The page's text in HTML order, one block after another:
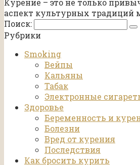
Курение – это не только
аспект культурных традиций
Поиск:
Рубрики
Smoking
Вейпы
Кальяны
Табак
Электронные
Здоровье
Беременность и
Болезни
Вред от курения
Последствия
Как бросить курить